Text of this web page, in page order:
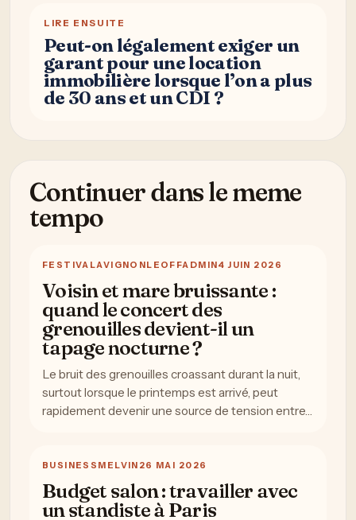
LIRE ENSUITE
Peut-on légalement exiger un
garant pour une location
immobilière lorsque l’on a plus
de 30 ans et un CDI ?
Continuer dans le meme
tempo
FESTIVALAVIGNONLEOFFADMIN4 JUIN 2026
Voisin et mare bruissante :
quand le concert des
grenouilles devient-il un
tapage nocturne ?
Le bruit des grenouilles croassant durant la nuit,
surtout lorsque le printemps est arrivé, peut
rapidement devenir une source de tension entre…
BUSINESS MELVIN 26 MAI 2026
Budget salon : travailler avec
un standiste à Paris